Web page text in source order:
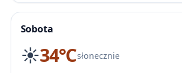
Sobota
☀️34℃słonecznie